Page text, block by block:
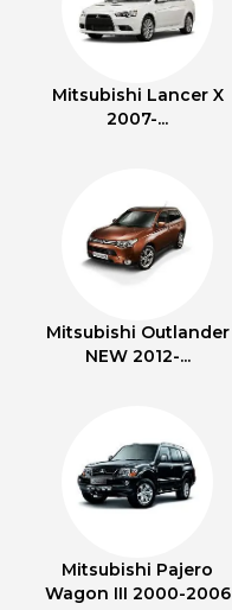
Mitsubishi Lancer X
2007-...
Mitsubishi Outlander
NEW 2012-...
Mitsubishi Pajero
Wagon III 2000-2006